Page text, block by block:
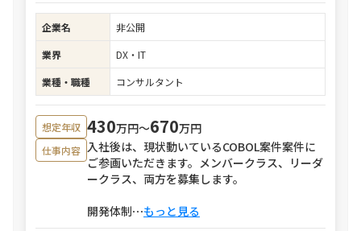
企業名
非公開
業界
DX・IT
業種・職種
コンサルタント
想定年収 430万円〜670万円
仕事内容 入社後は、現状動いているCOBOL案件案件に
ご参画いただきます。メンバークラス、リーダ
ークラス、両方を募集します。
開発体制⋯もっと見る